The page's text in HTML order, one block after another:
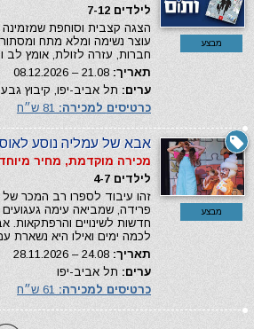
מבצע
לילדים 7-12
הצגה קצבית וסוחפת
עוצר נשימה ומלא מתח
חברות, עזרה לזולת, אומץ לב
תאריך:
ערים: תל אביב-יפו, קיבוץ
כרטיסים למכירה:
מבצע
אבא של עמליה נוסע
מכירה מוקדמת, מחיר מיוחד
לילדים 4-7
זהו עיבוד לספרו רב המכר
פרידה, שמביאה עימה
חדשות לשינויים
לכמה ימים ואילו היא נשארת
תאריך:
ערים: תל אביב-יפו
כרטיסים למכירה: